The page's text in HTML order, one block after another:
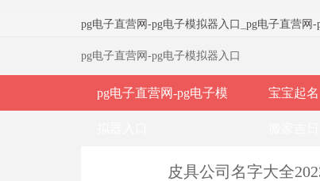
pg电子直营网-pg电子模拟器入口 pg电子直营网-
pg电子直营网-pg电子模拟器入口
pg电子直营网-pg电子模 宝宝起名
皮具公司名字大全